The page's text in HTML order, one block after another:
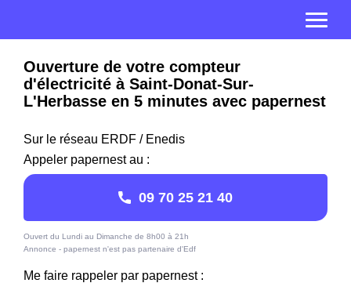
Ouverture de votre compteur
d'électricité à Saint-Donat-Sur-
L'Herbasse en 5 minutes avec papernest
Sur le réseau ERDF / Enedis
Appeler papernest au :
09 70 25 21 40
Ouvert du Lundi au Dimanche de 8h00 à 21h
Annonce - papernest n'est pas partenaire d'Edf
Me faire rappeler par papernest :